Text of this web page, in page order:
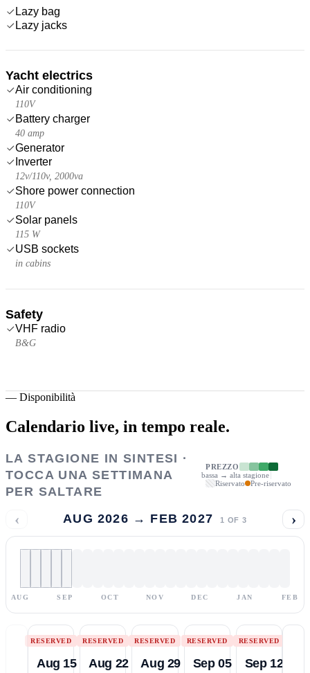
Lazy bag
Lazy jacks
Yacht electrics
Air conditioning
110V
Battery charger
40 amp
Generator
Inverter
12v/110v, 2000va
Shore power connection
110V
Solar panels
115 W
USB sockets
in cabins
Safety
VHF radio
B&G
— Disponibilità
Calendario live, in tempo reale.
LA STAGIONE IN SINTESI ·
TOCCA UNA SETTIMANA
PER SALTARE
PREZZO
bassa → alta stagione
Riservato
Pre-riservato
‹ AUG 2026 → FEB 2027 1 OF 3 ›
AUG SEP OCT NOV DEC JAN FEB
RESERVED
Aug 15
RESERVED
Aug 22
RESERVED
Aug 29
RESERVED
Sep 05
RESERVED
Sep 12